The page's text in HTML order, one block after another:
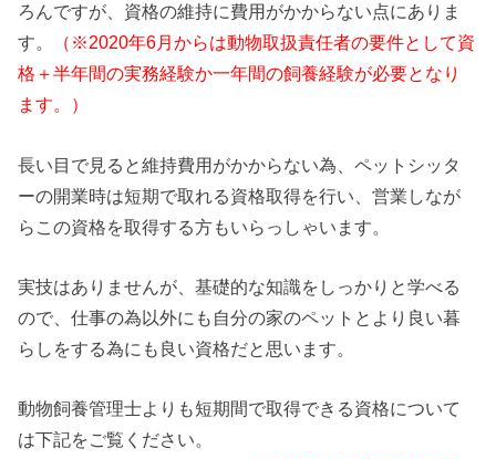
ろんですが、資格の維持に費用がかからない点にありま
す。
（※2020年6月からは動物取扱責任者の要件として資
格＋半年間の実務経験か一年間の飼養経験が必要となり
ます。）
長い目で見ると維持費用がかからない為、ペットシッタ
ーの開業時は短期で取れる資格取得を行い、営業しなが
らこの資格を取得する方もいらっしゃいます。
実技はありませんが、基礎的な知識をしっかりと学べる
ので、仕事の為以外にも自分の家のペットとより良い暮
らしをする為にも良い資格だと思います。
動物飼養管理士よりも短期間で取得できる資格について
は下記をご覧ください。